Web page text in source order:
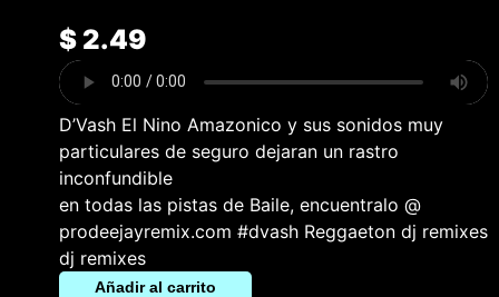
$2.49
D’Vash El Nino Amazonico y sus sonidos muy
particulares de seguro dejaran un rastro
inconfundible
en todas las pistas de Baile, encuentralo @
prodeejayremix.com #dvash Reggaeton dj remixes
dj remixes
Añadir al carrito